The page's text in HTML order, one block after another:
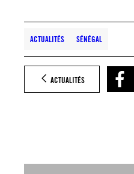
ACTUALITÉS SÉNÉGAL
ACTUALITÉS